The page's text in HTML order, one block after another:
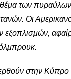
των
Οι
εξοπλισμών,
στην